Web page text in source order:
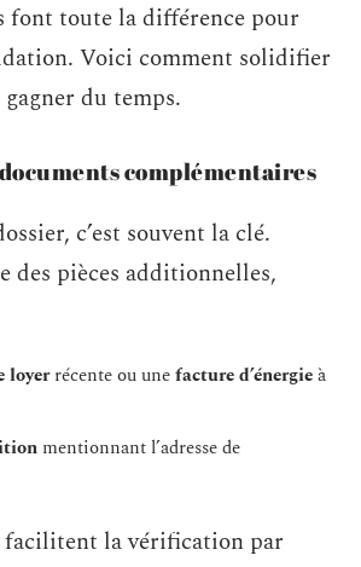
font toute la différence pour
Voici comment solidifier
du temps.
complémentaires
c’est souvent la clé.
des pièces additionnelles,
loyerrécente ou unefacture d’énergieà
mentionnant l’adresse de
facilitent la vérification par